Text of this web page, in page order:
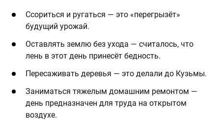
Ссориться и ругаться — это «перегрызёт»
будущий урожай.
Оставлять землю без ухода — считалось, что
лень в этот день принесёт бедность.
Пересаживать деревья — это делали до Кузьмы.
Заниматься тяжелым домашним ремонтом —
день предназначен для труда на открытом
воздухе.